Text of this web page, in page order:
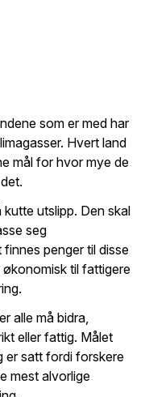
som er med har
Hvert land
mål for hvor mye de
utslipp. Den skal
seg
penger til disse
økonomisk til fattigere
alle må bidra,
eller fattig. Målet
er satt fordi forskere
mest alvorlige